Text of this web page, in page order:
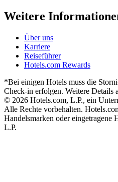
Weitere
Über uns
Karriere
Reiseführer
Hotels.com Rewards
*Bei einigen Hotels muss die
Check-in erfolgen. Weitere Details
© 2026 Hotels.com, L.P., ein
Alle Rechte vorbehalten.
Handelsmarken oder eingetragene
L.P.